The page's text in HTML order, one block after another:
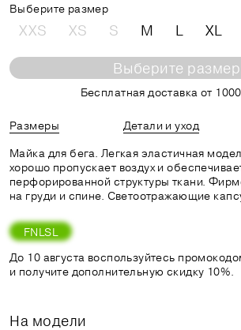
Выберите размер
XXS XS S M L XL
Выберите размер
Бесплатная доставка от
Размеры Детали и уход
Майка для бега. Легкая эластичная
хорошо пропускает воздух и
перфорированной структуры ткани.
на груди и спине. Светоотражающие
FNLSL
До 10 августа воспользуйтесь
и получите дополнительную скидку 10%.
На модели